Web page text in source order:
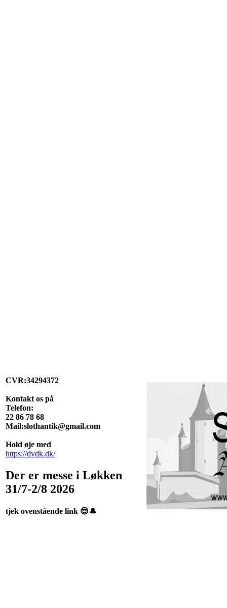
CVR:34294372
Kontakt os på
Telefon:
22 86 78 68
Mail:slothantik@gmail.com
Hold øje med
https://dvdk.dk/
Der er messe i Løkken
31/7-2/8 2026
tjek ovenstående link 😎🎩